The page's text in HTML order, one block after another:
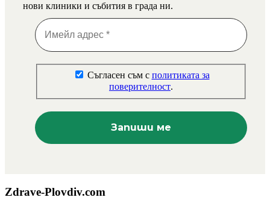
нови клиники и събития в града ни.
Съгласен съм с политиката за
поверителност.
Zdrave-Plovdiv.com